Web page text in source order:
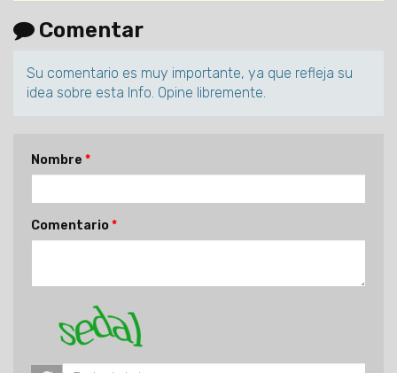
Comentar
Su comentario es muy importante, ya que refleja su
idea sobre esta Info. Opine libremente.
Nombre
Comentario